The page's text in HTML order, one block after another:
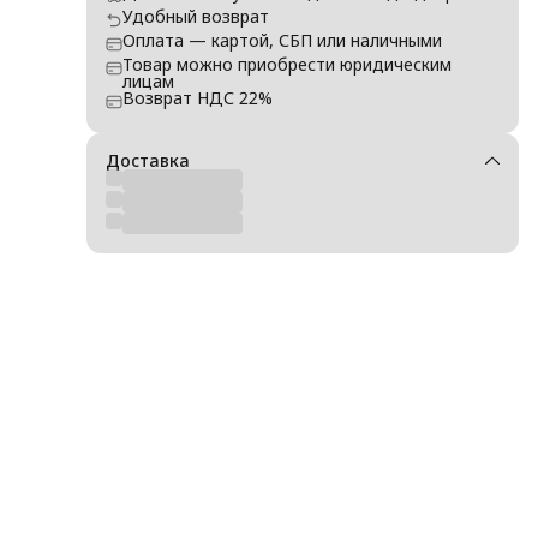
Удобный возврат
Оплата — картой, СБП или наличными
Товар можно приобрести юридическим
лицам
Возврат НДС 22%
Доставка